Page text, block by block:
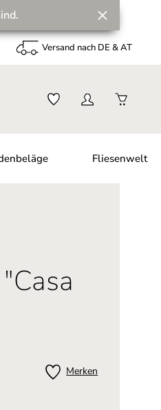
Versand nach DE & AT
Fliesenwelt
Merken